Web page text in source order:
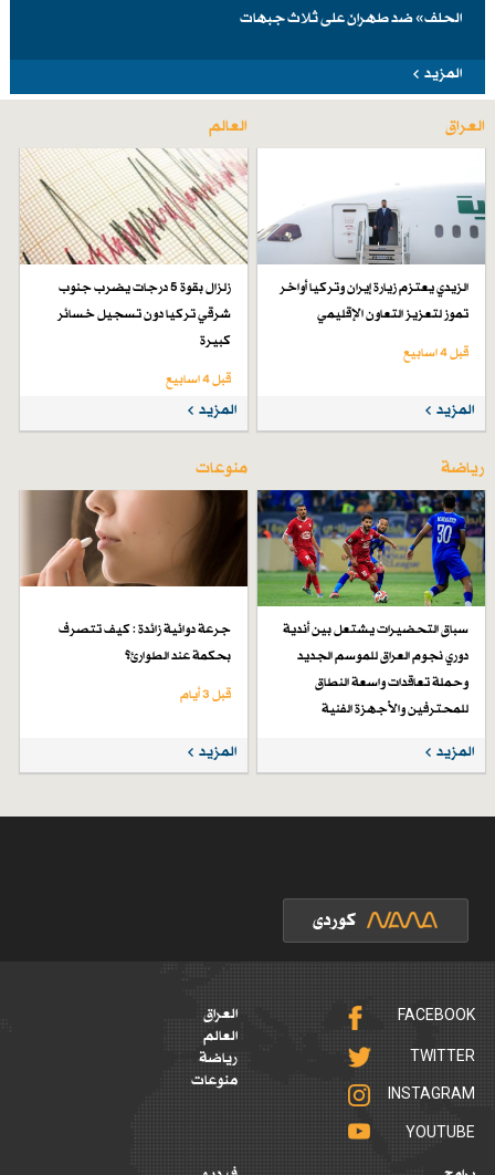
الحلف» ضد طهرانَ على ثلاث جبهات
المزيد
العراق
الزيدي يعتزم زيارة إيران وتركيا أواخر
تموز لتعزيز التعاون الإقليمي
قبل 4 اسابیع
المزيد
العالم
زلزال بقوة 5 درجات يضرب جنوب
شرقي تركيا دون تسجيل خسائر
كبيرة
قبل 4 اسابیع
المزيد
رياضة
سباق التحضيرات يشتعل بين أندية
دوري نجوم العراق للموسم الجديد
وحملة تعاقدات واسعة النطاق
للمحترفين والأجهزة الفنية
قبل 7 أيام
المزيد
منوعات
جرعة دوائية زائدة : كيف تتصرف
بحكمة عند الطوارئ؟
قبل 3 أيام
المزيد
FACEBOOK
TWITTER
INSTAGRAM
YOUTUBE
العراق
العالم
رياضة
منوعات